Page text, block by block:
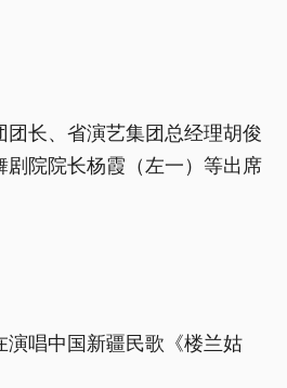
团长、省演艺集团总经理胡俊
剧院院长杨霞（左一）等出席
演唱中国新疆民歌《楼兰姑